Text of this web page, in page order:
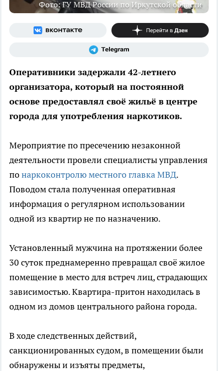
Фото: ГУ МВД России по Иркутской области
Оперативники задержали 42-летнего
организатора, который на постоянной
основе предоставлял своё жильё в центре
города для употребления наркотиков.
Мероприятие по пресечению незаконной
деятельности провели специалисты управления
понаркоконтролю местного главка МВД.
Поводом стала полученная оперативная
информация о регулярном использовании
одной из квартир не по назначению.
Установленный мужчина на протяжении более
30 суток преднамеренно превращал своё жилое
помещение в место для встреч лиц, страдающих
зависимостью. Квартира-притон находилась в
одном из домов центрального района города.
В ходе следственных действий,
санкционированных судом, в помещении были
обнаружены и изъяты предметы,